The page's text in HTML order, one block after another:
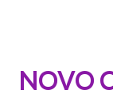
NOVO